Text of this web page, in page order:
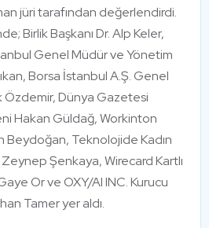
jüri tarafından değerlendirdi.
Birlik Başkanı Dr. Alp Keler,
Genel Müdür ve Yönetim
Borsa İstanbul A.Ş. Genel
Özdemir, Dünya Gazetesi
Hakan Güldağ, Workinton
Beydoğan, Teknolojide Kadın
Şenkaya, Wirecard Kartlı
Or ve OXY/AI INC. Kurucu
Tamer yer aldı.